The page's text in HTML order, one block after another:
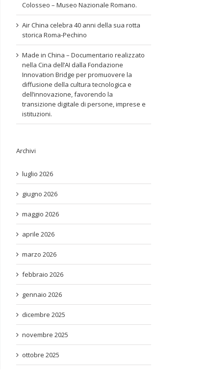
Colosseo – Museo Nazionale Romano.
Air China celebra 40 anni della sua rotta
storica Roma-Pechino
Made in China – Documentario realizzato
nella Cina dell’AI dalla Fondazione
Innovation Bridge per promuovere la
diffusione della cultura tecnologica e
dell’innovazione, favorendo la
transizione digitale di persone, imprese e
istituzioni.
Archivi
luglio 2026
giugno 2026
maggio 2026
aprile 2026
marzo 2026
febbraio 2026
gennaio 2026
dicembre 2025
novembre 2025
ottobre 2025